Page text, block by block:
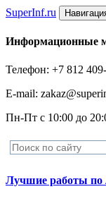
SuperInf.ru
Информационные
Телефон: +7 812
E-mail:
Пн-Пт с 10:00 до
Лучшие работы по